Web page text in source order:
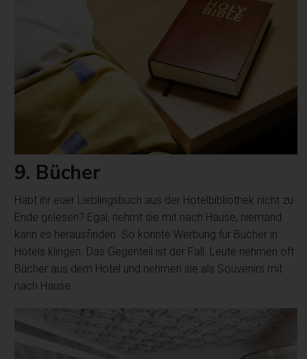
9. Bücher
Habt ihr euer Lieblingsbuch aus der Hotelbibliothek nicht zu
Ende gelesen? Egal, nehmt sie mit nach Hause, niemand
kann es herausfinden. So könnte Werbung für Bücher in
Hotels klingen. Das Gegenteil ist der Fall. Leute nehmen oft
Bücher aus dem Hotel und nehmen sie als Souvenirs mit
nach Hause.